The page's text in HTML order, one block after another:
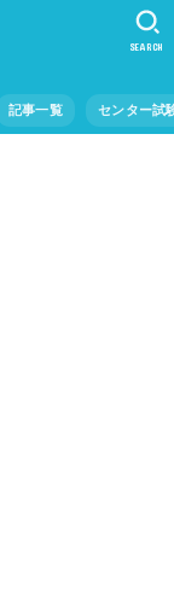
記事一覧 センター試
SEARCH